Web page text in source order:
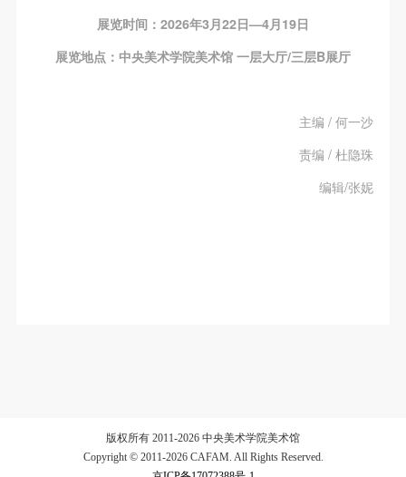
展览时间：2026年3月22日—4月19日
展览地点：中央美术学院美术馆 一层大厅/三层B展厅
主编 / 何一沙
责编 / 杜隐珠
编辑/张妮
版权所有 2011-2026 中央美术学院美术馆
Copyright © 2011-2026 CAFAM. All Rights Reserved.